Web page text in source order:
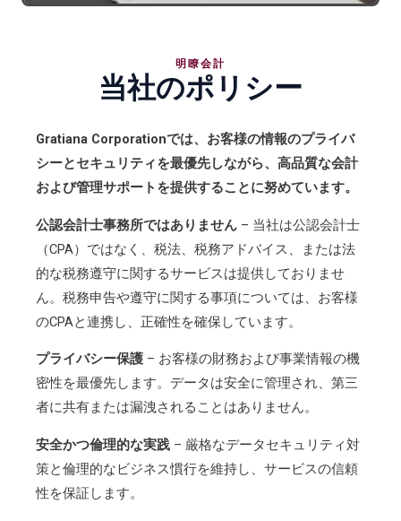
明瞭会計
当社のポリシー
Gratiana Corporationでは、お客様の情報のプライバ
シーとセキュリティを最優先しながら、高品質な会計
および管理サポートを提供することに努めています。
公認会計士事務所ではありません – 当社は公認会計士
（CPA）ではなく、税法、税務アドバイス、または法
的な税務遵守に関するサービスは提供しておりませ
ん。税務申告や遵守に関する事項については、お客様
のCPAと連携し、正確性を確保しています。
プライバシー保護 – お客様の財務および事業情報の機
密性を最優先します。データは安全に管理され、第三
者に共有または漏洩されることはありません。
安全かつ倫理的な実践 – 厳格なデータセキュリティ対
策と倫理的なビジネス慣行を維持し、サービスの信頼
性を保証します。